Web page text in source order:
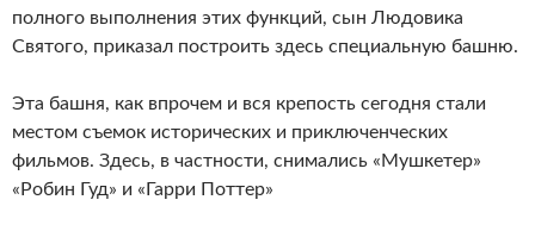
полного выполнения этих функций, сын Людовика
Святого, приказал построить здесь специальную башню.
Эта башня, как впрочем и вся крепость сегодня стали
местом съемок исторических и приключенческих
фильмов. Здесь, в частности, снимались «Мушкетер»
«Робин Гуд» и «Гарри Поттер»